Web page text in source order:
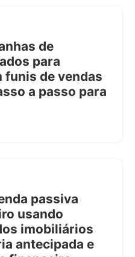
de
para
de vendas
a passo para
passiva
usando
imobiliários
antecipada e